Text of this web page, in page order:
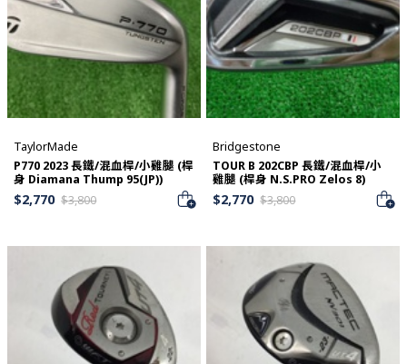
TaylorMade
P770 2023 長鐵/混血桿/小雞腿 (桿
身 Diamana Thump 95(JP))
$2,770 $3,800
Bridgestone
TOUR B 202CBP 長鐵/混血桿/小
雞腿 (桿身 N.S.PRO Zelos 8)
$2,770 $3,800